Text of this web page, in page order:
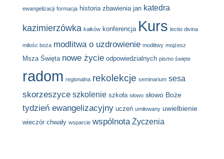
ewangelizacji formacja historia zbawienia jan katedra
kazimierzówka kałków konferencja Kurs lectio divina
miłośc boża modlitwa o uzdrowienie modlitwy mojżesz
Msza Święta nowe życie odpowiedzialnych pismo święte
radom regionalna rekolekcje seminarium sesa
skorzeszyce szkolenie szkoła słowo słowo Boże
tydzień ewangelizacyjny uczeń umiłowany uwielbienie
wieczór chwały wsparcie wspólnota Życzenia